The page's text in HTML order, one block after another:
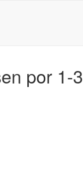
por 1-3